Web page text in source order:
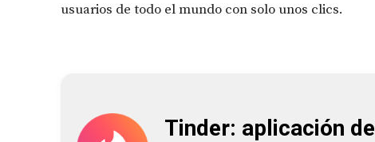
usuarios de todo el mundo con solo unos clics.
Tinder: aplicación de